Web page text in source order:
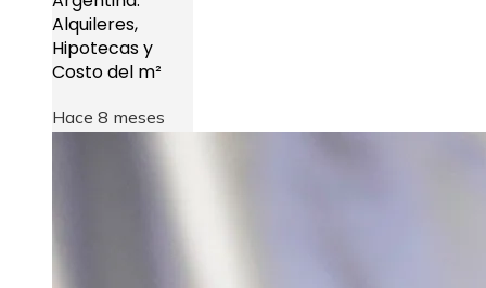
Alquileres,
Hipotecas y
Costo del m²
Hace 8 meses